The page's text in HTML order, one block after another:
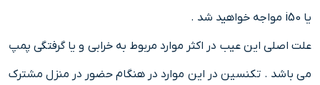
یا i50 مواجه خواهید شد .
علت اصلی این عیب در اکثر موارد مربوط به خرابی و یا گرفتگی پمپ
می باشد . تکنسین در این موارد در هنگام حضور در منزل مشترک